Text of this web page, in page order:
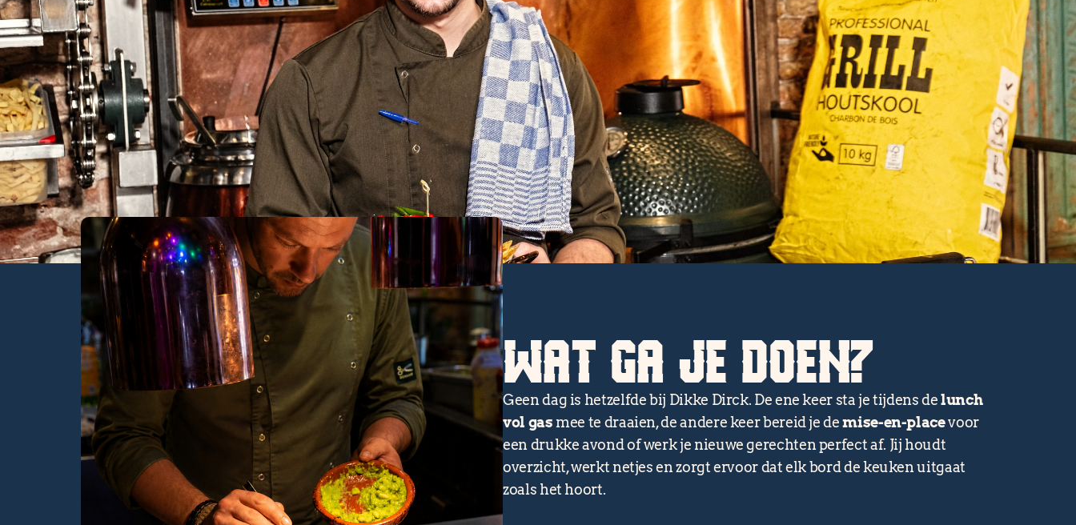
WAT GA JE DOEN?
Geen dag is hetzelfde bij Dikke Dirck. De ene keer sta je tijdens delunch
vol gasmee te draaien, de andere keer bereid je demise-en-placevoor
een drukke avond of werk je nieuwe gerechten perfect af. Jij houdt
overzicht, werkt netjes en zorgt ervoor dat elk bord de keuken uitgaat
zoals het hoort.